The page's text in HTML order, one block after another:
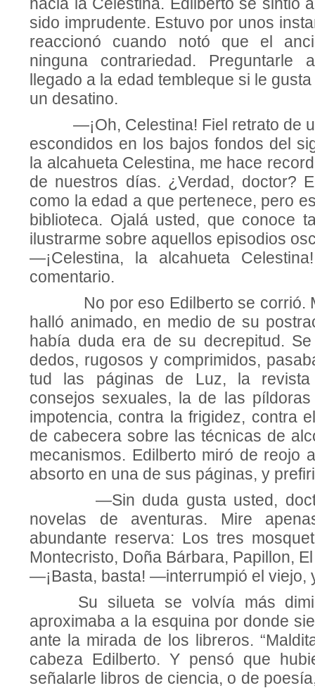
hacia la Celestina. Edilberto se sintió
sido imprudente. Estuvo por unos
reaccionó cuando notó que el
ninguna contrariedad.
llegado a la edad tembleque si le
un desatino.
—¡Oh, Celestina! Fiel retrato de
escondidos en los bajos fondos del
la alcahueta Celestina, me hace
de nuestros días. ¿Verdad, doctor?
como la edad a que pertenece, pero
biblioteca. Ojalá usted, que conoce
ilustrarme sobre aquellos episodios
—¡Celestina, la alcahueta
comentario.
No por eso Edilberto se corrió.
halló animado, en medio de su
había duda era de su decrepitud.
dedos, rugosos y comprimidos,
tud las páginas de Luz, la revista
consejos sexuales, la de las
impotencia, contra la frigidez, contra
de cabecera sobre las técnicas de
mecanismos. Edilberto miró de reojo
absorto en una de sus páginas, y
—Sin duda gusta usted,
novelas de aventuras. Mire
abundante re­serva: Los tres
Montecristo, Doña Bárbara, Papillon,
—¡Basta, basta! —interrumpió el viejo,
Su silueta se volvía más
aproximaba a la esquina por donde
ante la mirada de los libreros.
cabeza Edilberto. Y pensó que
señalarle libros de ciencia, o de